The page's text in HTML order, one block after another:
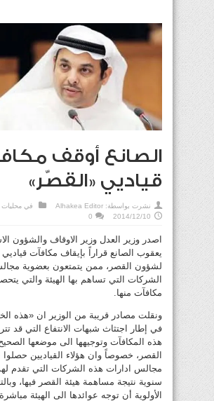
الصانع أوقف
قياديي «القصّر»
نشرت بواسطة: Alhakea Editor في محليات
2014/12/10
0
اصدر وزير العدل وزير الاوقاف والشؤون
يعقوب الصانع قراراً بإيقاف مكافآت قياديي
لشؤون القصر، ممن يتمتعون بعضوية
الشركات التي تساهم بها الهيئة والتي
مكافآت منها.
ونقلت مصادر قريبة من الوزير ان «هذه
في إطار اجتثاث شبهات الانتفاع التي قد
هذه المكافآت وتوجيهها الى موضعها
القصر، خصوصاً وان هؤلاء القياديين
مجالس ادارات هذه الشركات التي تقدم
سنوية نتيجة مساهمة هيئة القصر فيها،
الأولوية أن توجه عوائدها الى الهيئة